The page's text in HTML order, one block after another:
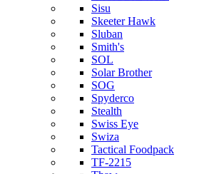
Sisu
Skeeter Hawk
Sluban
Smith's
SOL
Solar Brother
SOG
Spyderco
Stealth
Swiss Eye
Swiza
Tactical Foodpack
TF-2215